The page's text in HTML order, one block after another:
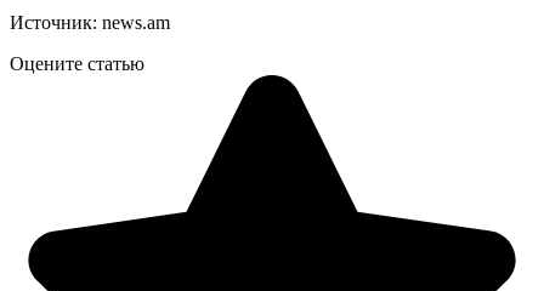
Источник: news.am
Оцените статью